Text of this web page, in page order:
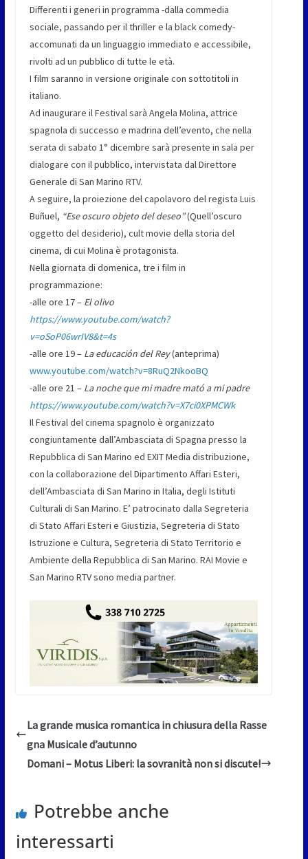
Differenti i generi in programma -dalla commedia
sociale, passando per il thriller e la black comedy-
accomunati da un linguaggio immediato e accessibile,
rivolti ad un pubblico di tutte le età.
I film saranno in versione originale con sottotitoli in
italiano.
Ad inaugurare il Festival sarà Angela Molina, attrice
spagnola di successo e madrina dell’evento, che nella
serata di sabato 1° dicembre sarà presente in sala per
dialogare con il pubblico, intervistata dal Direttore
Generale di San Marino RTV.
A seguire, la proiezione del capolavoro del regista Luis
Buñuel, “Ese oscuro objeto del deseo”(Quell’oscuro
oggetto del desiderio), cult movie della storia del
cinema, di cui Molina è protagonista.
Nella giornata di domenica, tre i film in
programmazione:
-alle ore 17 – El olivo
https://www.youtube.com/watch?
v=oSoP06wrIV8&t=4s
-alle ore 19 – La educación del Rey(anteprima)
www.youtube.com/watch?v=8RuQ2NkooBQ
-alle ore 21 – La noche que mi madre mató a mi padre
https://www.youtube.com/watch?v=X7ci0XPMCWk
Il Festival del cinema spagnolo è organizzato
congiuntamente dall’Ambasciata di Spagna presso la
Repubblica di San Marino ed EXIT Media distribuzione,
con la collaborazione del Dipartimento Affari Esteri,
dell’Ambasciata di San Marino in Italia, degli Istituti
Culturali di San Marino. E’ patrocinato dalla Segreteria
di Stato Affari Esteri e Giustizia, Segreteria di Stato
Istruzione e Cultura, Segreteria di Stato Territorio e
Ambiente della Repubblica di San Marino. RAI Movie e
San Marino RTV sono media partner.
La grande musica romantica in chiusura della Rasse
gna Musicale d’autunno
Domani – Motus Liberi: la sovranità non si discute!
Potrebbe anche
interessarti